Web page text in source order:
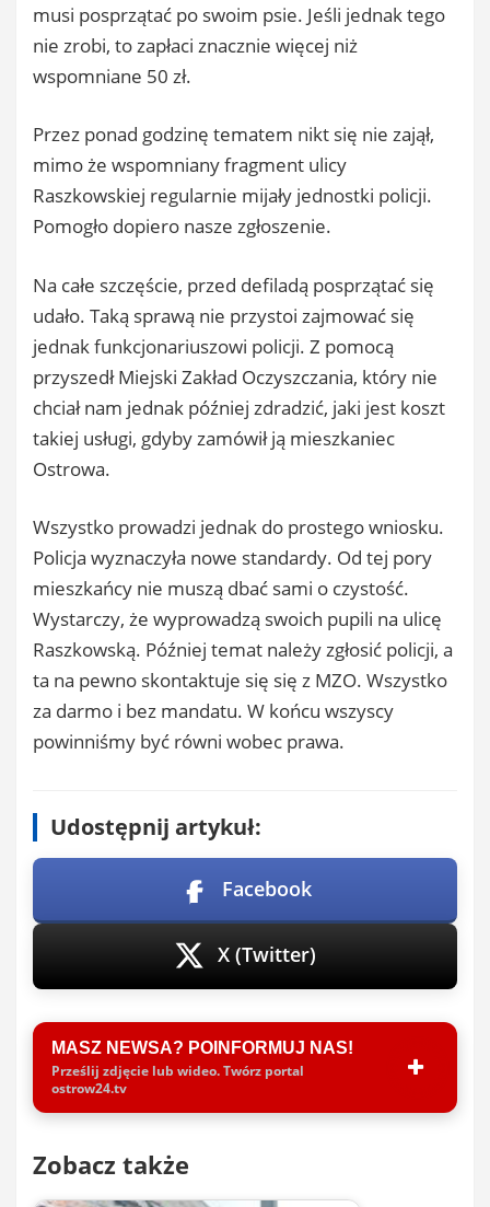
musi posprzątać po swoim psie. Jeśli jednak tego
nie zrobi, to zapłaci znacznie więcej niż
wspomniane 50 zł.
Przez ponad godzinę tematem nikt się nie zajął,
mimo że wspomniany fragment ulicy
Raszkowskiej regularnie mijały jednostki policji.
Pomogło dopiero nasze zgłoszenie.
Na całe szczęście, przed defiladą posprzątać się
udało. Taką sprawą nie przystoi zajmować się
jednak funkcjonariuszowi policji. Z pomocą
przyszedł Miejski Zakład Oczyszczania, który nie
chciał nam jednak później zdradzić, jaki jest koszt
takiej usługi, gdyby zamówił ją mieszkaniec
Ostrowa.
Wszystko prowadzi jednak do prostego wniosku.
Policja wyznaczyła nowe standardy. Od tej pory
mieszkańcy nie muszą dbać sami o czystość.
Wystarczy, że wyprowadzą swoich pupili na ulicę
Raszkowską. Później temat należy zgłosić policji, a
ta na pewno skontaktuje się się z MZO. Wszystko
za darmo i bez mandatu. W końcu wszyscy
powinniśmy być równi wobec prawa.
Udostępnij artykuł:
Facebook
X (Twitter)
MASZ NEWSA? POINFORMUJ NAS!
Prześlij zdjęcie lub wideo. Twórz portal
ostrow24.tv
Zobacz także